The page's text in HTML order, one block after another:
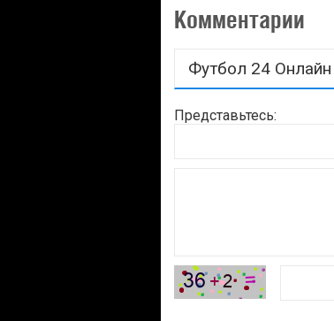
Комментарии
Футбол 24 Онлайн
Представьтесь: